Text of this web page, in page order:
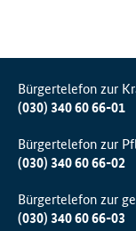
Bürgertelefon zur
(030) 340 60 66-01
Bürgertelefon zur
(030) 340 60 66-02
Bürgertelefon zur
(030) 340 60 66-03